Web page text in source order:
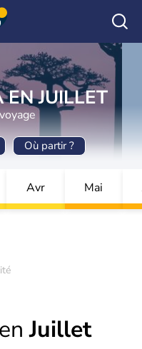
JUILLET
Où partir ?
Avr Mai
Juillet